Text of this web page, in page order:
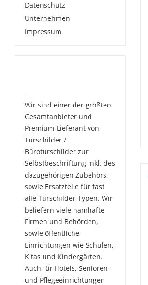
Datenschutz
Unternehmen
Impressum
Wir sind einer der größten
Gesamtanbieter und
Premium-Lieferant von
Türschilder /
Bürotürschilder zur
Selbstbeschriftung inkl. des
dazugehörigen Zubehörs,
sowie Ersatzteile für fast
alle Türschilder-Typen. Wir
beliefern viele namhafte
Firmen und Behörden,
sowie öffentliche
Einrichtungen wie Schulen,
Kitas und Kindergärten.
Auch für Hotels, Senioren-
und Pflegeeinrichtungen